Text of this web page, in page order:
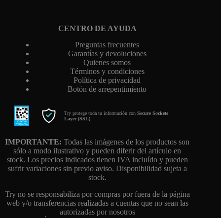
CENTRO DE AYUDA
Preguntas frecuentes
Garantías y devoluciones
Quienes somos
Términos y condiciones
Política de privacidad
Botón de arrepentimiento
Try protege toda tu información con Secure Sockets
Layer (SSL)
IMPORTANTE: Todas las imágenes de los productos son
sólo a modo ilustrativo y pueden diferir del artículo en
stock. Los precios indicados tienen IVA incluído y pueden
sufrir variaciones sin previo aviso. Disponibilidad sujeta a
stock.
Try no se responsabiliza por compras por fuera de la página
web y/o transferencias realizadas a cuentas que no sean las
autorizadas por nosotros